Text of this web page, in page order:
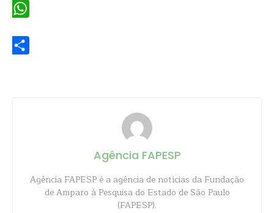
Agência FAPESP
Agência FAPESP é a agência de notícias da Fundação
de Amparo à Pesquisa do Estado de São Paulo
(FAPESP).